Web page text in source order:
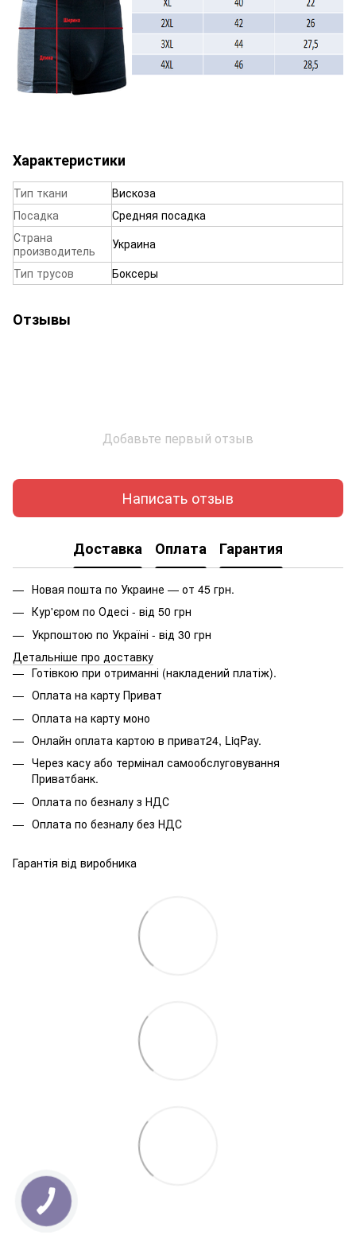
Характеристики
Тип ткани
Вискоза
Посадка
Средняя посадка
Страна
производитель
Украина
Тип трусов
Боксеры
Отзывы
Добавьте первый отзыв
Написать отзыв
Доставка Оплата Гарантия
Новая пошта по Украине — от 45 грн.
Кур'єром по Одесі - від 50 грн
Укрпоштою по Україні - від 30 грн
Детальніше про доставку
Готівкою при отриманні (накладений платіж).
Оплата на карту Приват
Оплата на карту моно
Онлайн оплата картою в приват24, LiqPay.
Через касу або термінал самообслуговування
Приватбанк.
Оплата по безналу з НДС
Оплата по безналу без НДС
Гарантія від виробника